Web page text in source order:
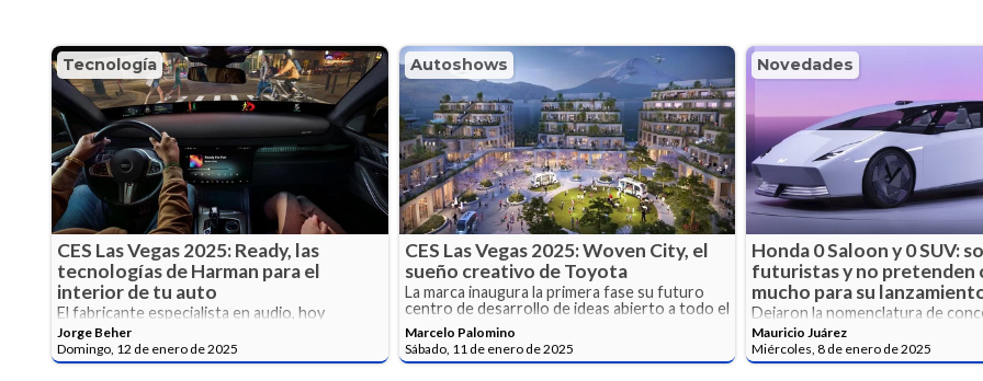
Tecnología
CES Las Vegas 2025: Ready, las
tecnologías de Harman para el
interior de tu auto
El fabricante especialista en audio, hoy
propiedad de Samsung, hace una apuesta
profunda en instrumentos automotrices.
Jorge Beher
Domingo, 12 de enero de 2025
Autoshows
CES Las Vegas 2025: Woven City, el
sueño creativo de Toyota
La marca inaugura la primera fase su futuro
centro de desarrollo de ideas abierto a todo el
mundo.
Marcelo Palomino
Sábado, 11 de enero de 2025
Novedades
Honda 0 Saloon y 0 SUV:
futuristas y no pretenden
mucho para su
Dejaron la nomenclatura de
transformarse en prototipos, lo
acerca más a una producción en
Mauricio Juárez
Miércoles, 8 de enero de 2025